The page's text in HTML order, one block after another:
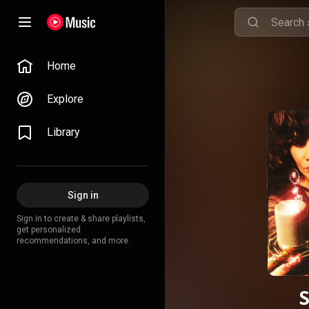
Home
Explore
Library
Sign in
Sign in to create & share playlists,
get personalized
recommendations, and more.